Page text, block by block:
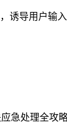
诱导用户输
急处理全